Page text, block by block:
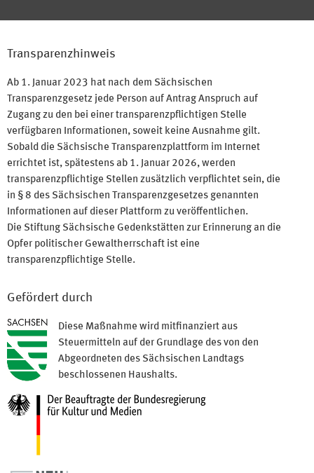
Transparenzhinweis
Ab 1. Januar 2023 hat nach dem Sächsischen
Transparenzgesetz jede Person auf Antrag Anspruch auf
Zugang zu den bei einer transparenzpflichtigen Stelle
verfügbaren Informationen, soweit keine Ausnahme gilt.
Sobald die Sächsische Transparenzplattform im Internet
errichtet ist, spätestens ab 1. Januar 2026, werden
transparenzpflichtige Stellen zusätzlich verpflichtet sein, die
in § 8 des Sächsischen Transparenzgesetzes genannten
Informationen auf dieser Plattform zu veröffentlichen.
Die Stiftung Sächsische Gedenkstätten zur Erinnerung an die
Opfer politischer Gewaltherrschaft ist eine
transparenzpflichtige Stelle.
Gefördert durch
Diese Maßnahme wird mitfinanziert aus
Steuermitteln auf der Grundlage des von den
Abgeordneten des Sächsischen Landtags
beschlossenen Haushalts.